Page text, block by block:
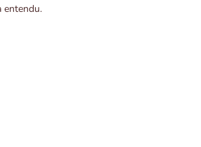
entendu.